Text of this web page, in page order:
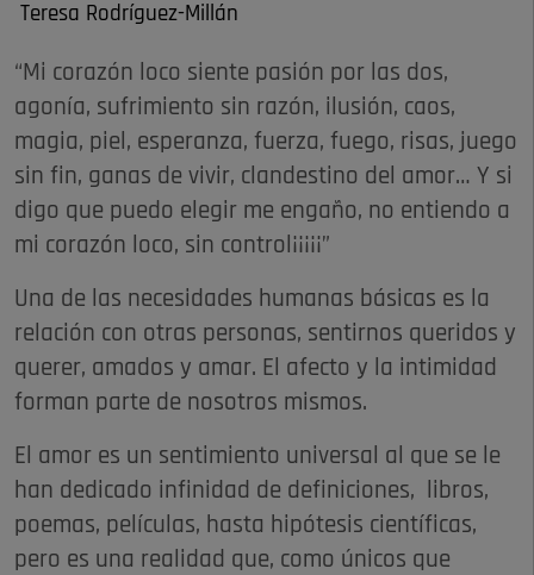
Teresa Rodríguez-Millán
“Mi corazón loco siente pasión por las dos,
agonía, sufrimiento sin razón, ilusión, caos,
magia, piel, esperanza, fuerza, fuego, risas, juego
sin fin, ganas de vivir, clandestino del amor… Y si
digo que puedo elegir me engaño, no entiendo a
mi corazón loco, sin control¡¡¡¡¡”
Una de las necesidades humanas básicas es la
relación con otras personas, sentirnos queridos y
querer, amados y amar. El afecto y la intimidad
forman parte de nosotros mismos.
El amor es un sentimiento universal al que se le
han dedicado infinidad de definiciones, libros,
poemas, películas, hasta hipótesis científicas,
pero es una realidad que, como únicos que